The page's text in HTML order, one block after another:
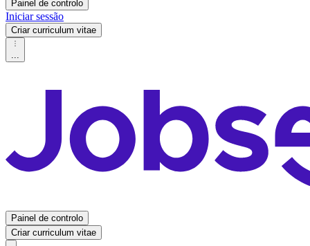
Painel de controlo
Iniciar sessão
Criar curriculum vitae
...
Painel de controlo
Criar curriculum vitae